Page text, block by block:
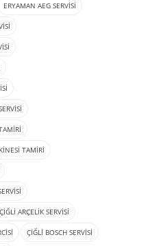
ERYAMAN AEG SERVISI
TAMIRI
ÇIĞLI ARÇELIK SERVISI
ÇIĞLI BOSCH SERVISI